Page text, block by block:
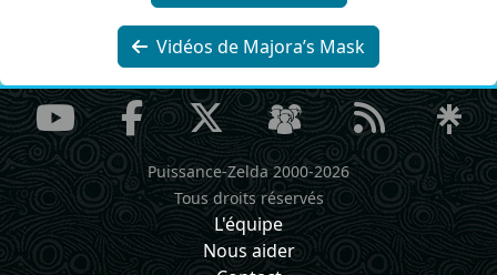
Vidéos de Majora’s Mask
Puissance-Zelda 2000-2026
Tous droits réservés
L'équipe
Nous aider